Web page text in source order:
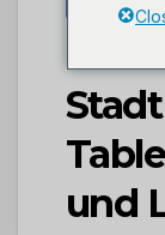
und